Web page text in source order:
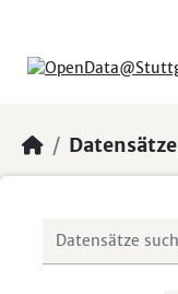
Datensätze